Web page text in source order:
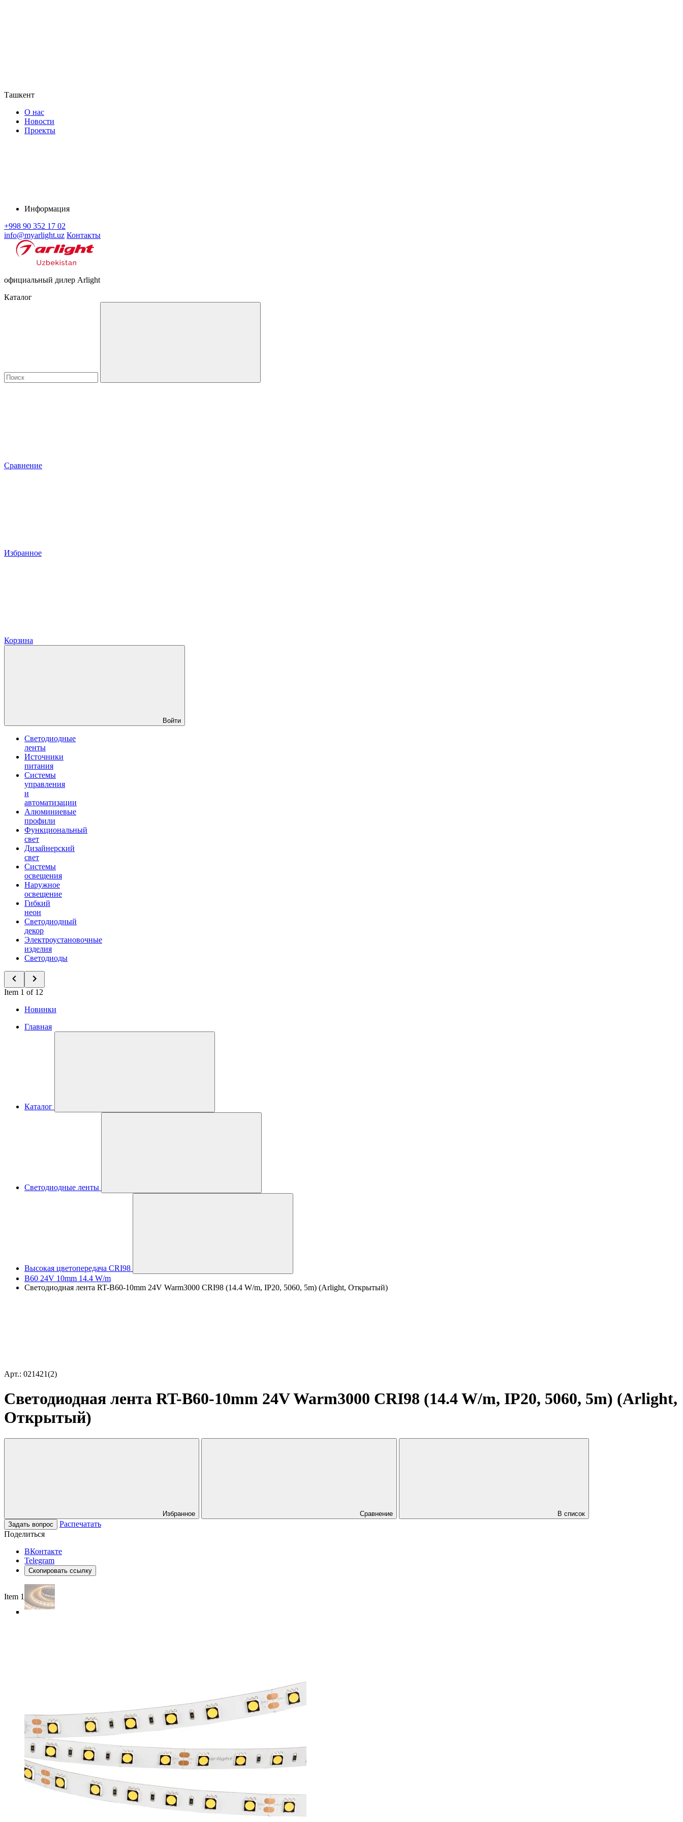
Ташкент
О нас
Новости
Проекты
Информация
+998 90 352 17 02
info@myarlight.uz Контакты
официальный дилер Arlight
Каталог
Сравнение
Избранное
Корзина
Войти
Светодиодные
ленты
Источники
питания
Системы
управления
и
автоматизации
Алюминиевые
профили
Функциональный
свет
Дизайнерский
свет
Системы
освещения
Наружное
освещение
Гибкий
неон
Светодиодный
декор
Электроустановочные
изделия
Светодиоды
Item 1 of 12
Новинки
Главная
Каталог
Светодиодные ленты
Высокая цветопередача CRI98
B60 24V 10mm 14.4 W/m
Светодиодная лента RT-B60-10mm 24V Warm3000 CRI98 (14.4 W/m, IP20, 5060, 5m) (Arlight, Открытый)
Арт.: 021421(2)
Светодиодная лента RT-B60-10mm 24V Warm3000 CRI98 (14.4 W/m, IP20, 5060, 5m) (Arlight,
Открытый)
Избранное Сравнение
В список
Задать вопрос
Распечатать
Поделиться
ВКонтакте
Telegram
Скопировать ссылку
Item 1 of 5